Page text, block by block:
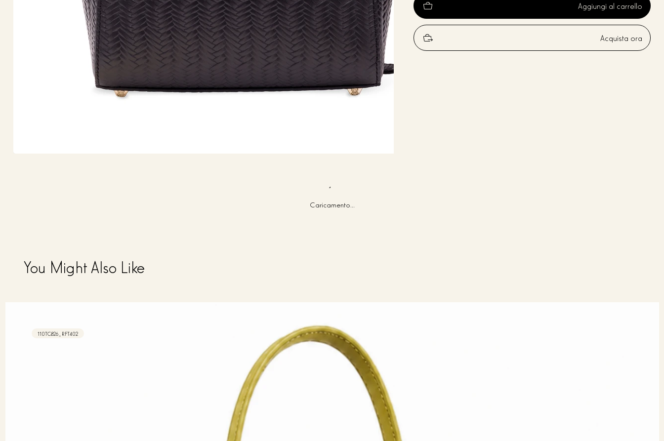
Aggiungi al carrello
Acquista ora
Caricamento...
You Might Also Like
110TC826_RFT402